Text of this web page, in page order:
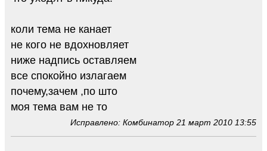
коли тема не канает
не кого не вдохновляет
ниже надпись оставляем
все спокойно излагаем
почему,зачем ,по што
моя тема вам не то
Исправлено: Комбинатор 21 март 2010 13:55